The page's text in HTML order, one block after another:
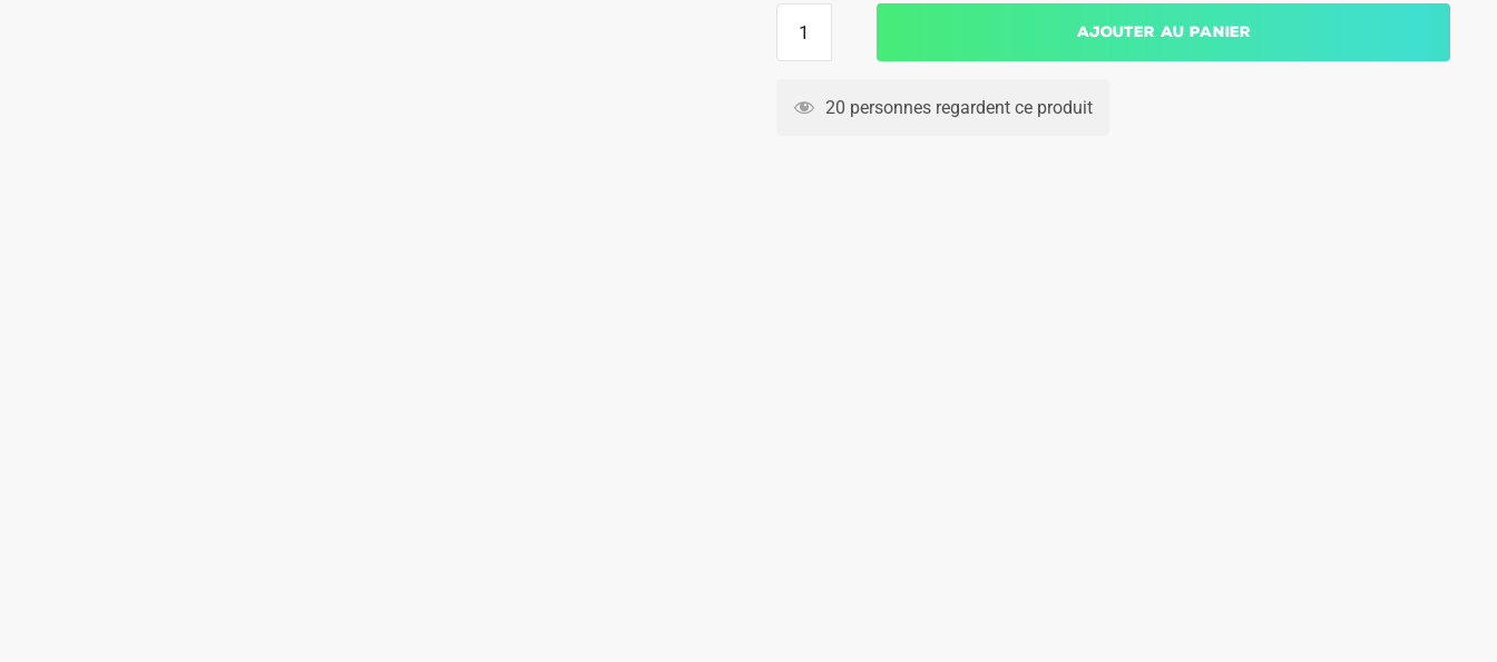
Manchester
Ajouter au panier
20 personnes regardent ce produit